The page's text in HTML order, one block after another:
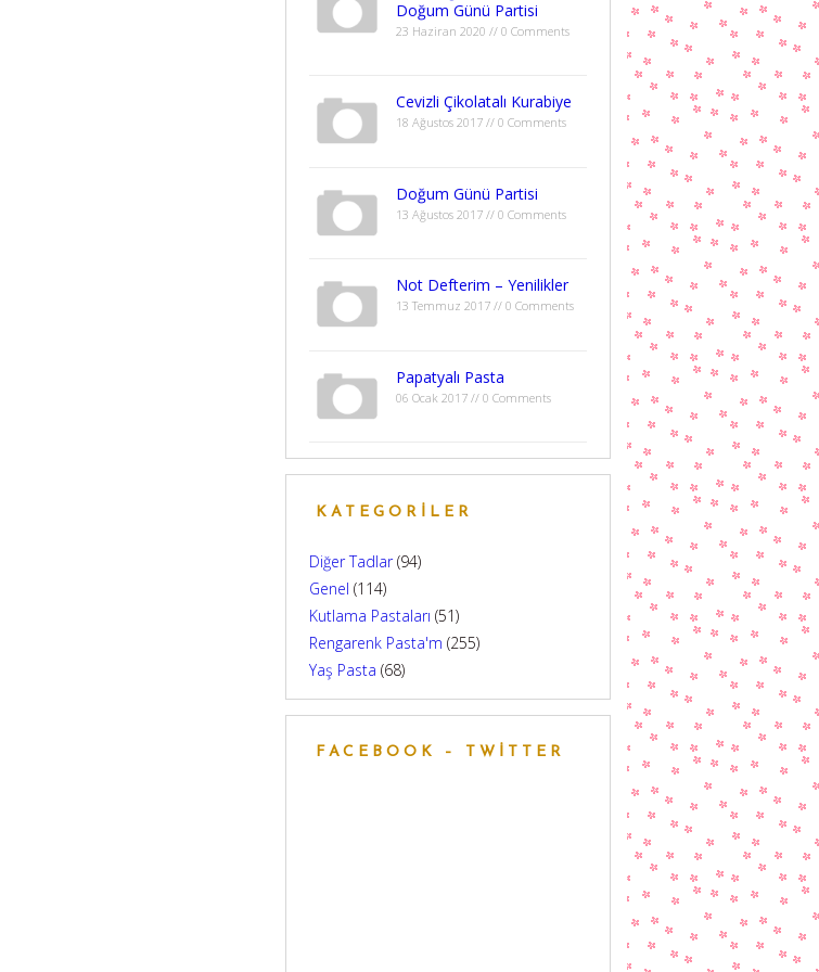
Doğum Günü Partisi
23 Haziran 2020 // 0 Comments
Cevizli Çikolatalı Kurabiye
18 Ağustos 2017 // 0 Comments
Doğum Günü Partisi
13 Ağustos 2017 // 0 Comments
Not Defterim – Yenilikler
13 Temmuz 2017 // 0 Comments
Papatyalı Pasta
06 Ocak 2017 // 0 Comments
KATEGORILER
Diğer Tadlar(94)
Genel (114)
Kutlama Pastaları (51)
Rengarenk Pasta'm (255)
Yaş Pasta (68)
FACEBOOK – TWITTER